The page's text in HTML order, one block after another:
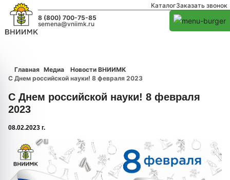
КаталогЗаказать звонок
8 (800) 700-75-85
semena@vniimk.ru
Главная Медиа
Новости ВНИИМК
С Днем российской науки! 8 февраля 2023
С Днем российской науки! 8 февраля
2023
08.02.2023 г.